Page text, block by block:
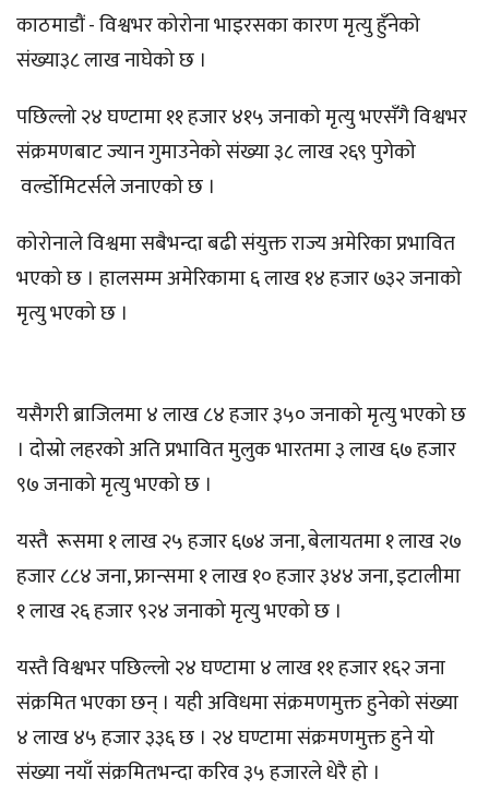
काठमाडौं - विश्वभर कोरोना भाइरसका कारण मृत्यु हुँनेको
संख्या३८ लाख नाघेको छ ।
पछिल्लो २४ घण्टामा ११ हजार ४१५ जनाको मृत्यु भएसँगै विश्वभर
संक्रमणबाट ज्यान गुमाउनेको संख्या ३८ लाख २६९ पुगेको
वर्ल्डोमिटर्सले जनाएको छ ।
कोरोनाले विश्वमा सबैभन्दा बढी संयुक्त राज्य अमेरिका प्रभावित
भएको छ । हालसम्म अमेरिकामा ६ लाख १४ हजार ७३२ जनाको
मृत्यु भएको छ ।
यसैगरी ब्राजिलमा ४ लाख ८४ हजार ३५० जनाको मृत्यु भएको छ
। दोस्रो लहरको अति प्रभावित मुलुक भारतमा ३ लाख ६७ हजार
९७ जनाको मृत्यु भएको छ ।
यस्तै रूसमा १ लाख २५ हजार ‍६७४ जना, बेलायतमा १ लाख २७
हजार ८८४ जना, फ्रान्समा १ लाख १० हजार ३४४ जना, इटालीमा
१ लाख २६ हजार ९२४ जनाको मृत्यु भएको छ ।
यस्तै विश्वभर पछिल्लो २४ घण्टामा ४ लाख ११ हजार १६२ जना
संक्रमित भएका छन् । यही अविधमा संक्रमणमुक्त हुनेको संख्या
४ लाख ४५ हजार ३३६ छ । २४ घण्टामा संक्रमणमुक्त हुने यो
संख्या नयाँ संक्रमितभन्दा करिव ३५ हजारले धेरै हो ।